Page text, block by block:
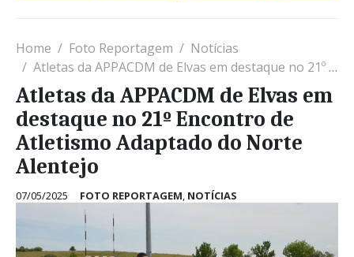
Home Foto Reportagem
Notícias
Atletas da APPACDM de Elvas em destaque no 21º Encontro de Atletismo Adaptado do Norte Alentejo
Atletas da APPACDM de Elvas em
destaque no 21º Encontro de
Atletismo Adaptado do Norte
Alentejo
07/05/2025 FOTO REPORTAGEM, NOTÍCIAS